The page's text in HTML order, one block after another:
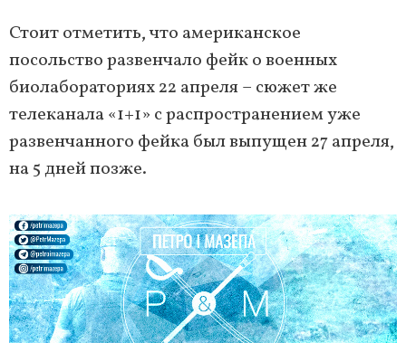
Стоит отметить, что американское
посольство развенчало фейк о военных
биолабораториях 22 апреля – сюжет же
телеканала «1+1» с распространением уже
развенчанного фейка был выпущен 27 апреля,
на 5 дней позже.